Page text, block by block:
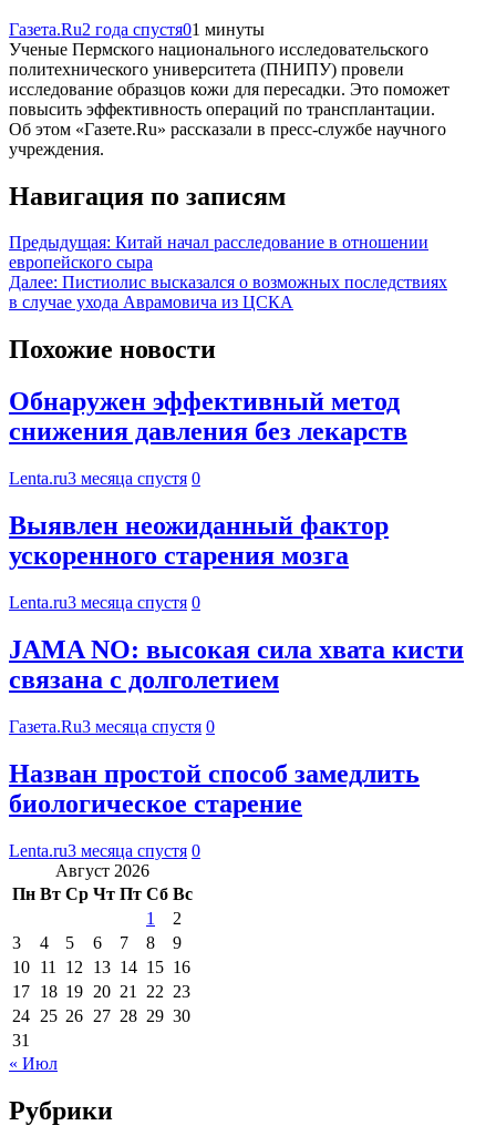
Газета.Ru2 года спустя01 минуты
Ученые Пермского национального исследовательского
политехнического университета (ПНИПУ) провели
исследование образцов кожи для пересадки. Это поможет
повысить эффективность операций по трансплантации.
Об этом «Газете.Ru» рассказали в пресс-службе научного
учреждения.
Навигация по записям
Предыдущая: Китай начал расследование в отношении
европейского сыра
Далее: Пистиолис высказался о возможных последствиях
в случае ухода Аврамовича из ЦСКА
Похожие новости
Обнаружен эффективный метод
снижения давления без лекарств
Lenta.ru3 месяца спустя 0
Выявлен неожиданный фактор
ускоренного старения мозга
Lenta.ru3 месяца спустя 0
JAMA NO: высокая сила хвата кисти
связана с долголетием
Газета.Ru3 месяца спустя 0
Назван простой способ замедлить
биологическое старение
Lenta.ru3 месяца спустя 0
Август 2026
Пн Вт Ср Чт Пт Сб Вс
1
2
3
4 5 6 7 8
9
10 11 12 13 14 15 16
17 18 19 20 21 22 23
24 25 26 27 28 29 30
31
« Июл
Рубрики